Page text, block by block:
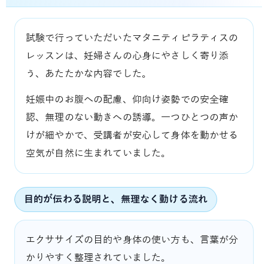
試験で行っていただいたマタニティピラティスの
レッスンは、妊婦さんの心身にやさしく寄り添
う、あたたかな内容でした。
妊娠中のお腹への配慮、仰向け姿勢での安全確
認、無理のない動きへの誘導。一つひとつの声か
けが細やかで、受講者が安心して身体を動かせる
空気が自然に生まれていました。
目的が伝わる説明と、無理なく動ける流れ
エクササイズの目的や身体の使い方も、言葉が分
かりやすく整理されていました。